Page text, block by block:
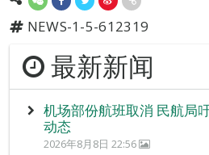
NEWS-1-5-612319
最新新闻
机场部份航班取消 民航局
动态
2026年8月8日 22:56